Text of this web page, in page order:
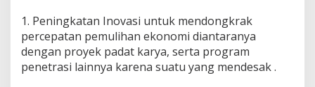
1. Peningkatan Inovasi untuk mendongkrak
percepatan pemulihan ekonomi diantaranya
dengan proyek padat karya, serta program
penetrasi lainnya karena suatu yang mendesak .